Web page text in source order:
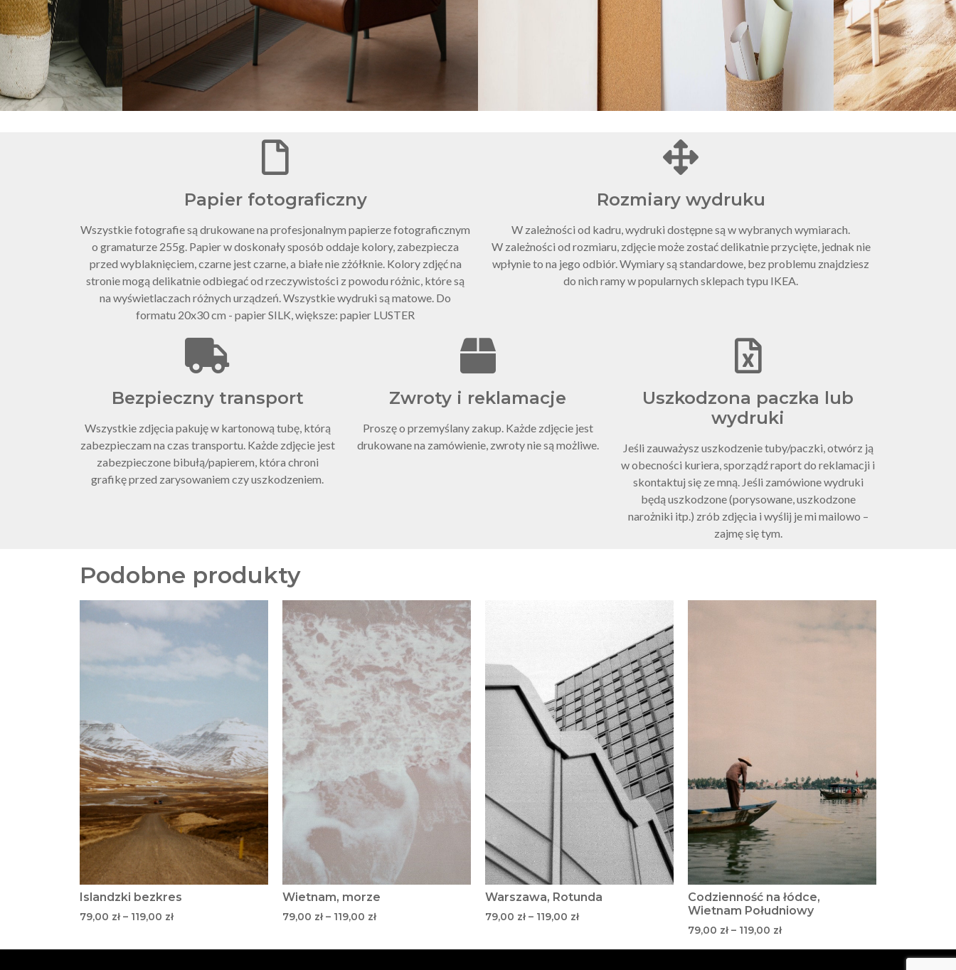
Papier fotograficzny
Wszystkie fotografie są drukowane na profesjonalnym papierze fotograficznym
o gramaturze 255g. Papier w doskonały sposób oddaje kolory, zabezpiecza
przed wyblaknięciem, czarne jest czarne, a białe nie zżółknie. Kolory zdjęć na
stronie mogą delikatnie odbiegać od rzeczywistości z powodu różnic, które są
na wyświetlaczach różnych urządzeń. Wszystkie wydruki są matowe. Do
formatu 20x30 cm - papier SILK, większe: papier LUSTER
Rozmiary wydruku
W zależności od kadru, wydruki dostępne są w wybranych wymiarach.
W zależności od rozmiaru, zdjęcie może zostać delikatnie przycięte, jednak nie
wpłynie to na jego odbiór. Wymiary są standardowe, bez problemu znajdziesz
do nich ramy w popularnych sklepach typu IKEA.
Bezpieczny transport
Wszystkie zdjęcia pakuję w kartonową tubę, którą
zabezpieczam na czas transportu. Każde zdjęcie jest
zabezpieczone bibułą/papierem, która chroni
grafikę przed zarysowaniem czy uszkodzeniem.
Zwroty i reklamacje
Proszę o przemyślany zakup. Każde zdjęcie jest
drukowane na zamówienie, zwroty nie są możliwe.
Uszkodzona paczka lub
wydruki
Jeśli zauważysz uszkodzenie tuby/paczki, otwórz ją
w obecności kuriera, sporządź raport do reklamacji i
skontaktuj się ze mną. Jeśli zamówione wydruki
będą uszkodzone (porysowane, uszkodzone
narożniki itp.) zrób zdjęcia i wyślij je mi mailowo –
zajmę się tym.
Podobne produkty
Islandzki bezkres
79,00 zł– 119,00 zł
Wietnam, morze
79,00 zł– 119,00 zł
Warszawa, Rotunda
79,00 zł– 119,00 zł
Codzienność na łódce,
Wietnam Południowy
79,00 zł– 119,00 zł